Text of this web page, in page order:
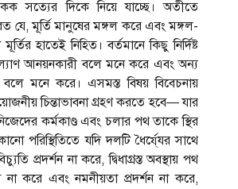
সত্যের দিকে নিয়ে যাচ্ছে। অতীতে
মূর্তি মানুষের মঙ্গল করে এবং মঙ্গল-
হাতেই নিহিত। বর্তমানে কিছু নির্দিষ্ট
আনয়নকারী বলে মনে করে এবং অন্য
বলে মনে করে। এসমস্ত বিষয় বিবেচনায়
চিন্তাভাবনা গ্রহণ করতে হবে— যার
কর্মকাণ্ড এবং চলার পথ তাকে স্থির
পরিস্থিতিতে যদি দলটি ধৈর্যে্যর সাথে
প্রদর্শন না করে, দ্বিধাগ্রস্ত অবস্থায় পথ
করে এবং নমনীয়তা প্রদর্শন না করে,